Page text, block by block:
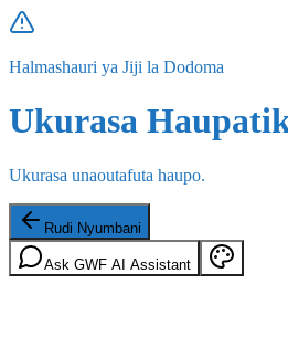
Halmashauri ya Jiji la Dodoma
Ukurasa
Ukurasa unaoutafuta haupo.
Rudi Nyumbani
Ask GWF AI Assistant